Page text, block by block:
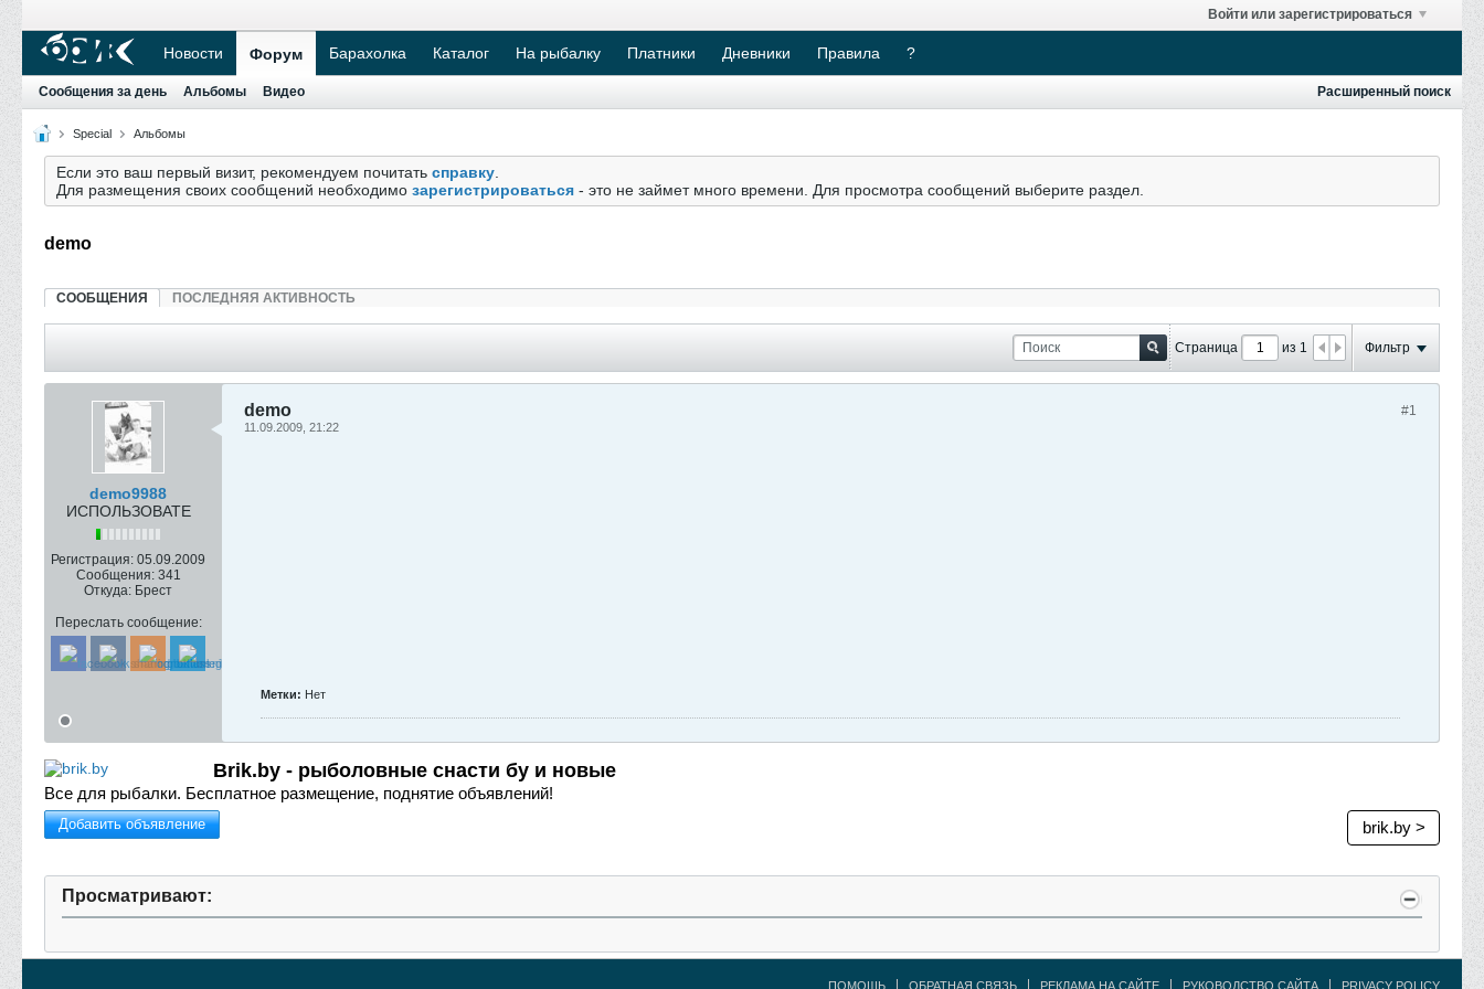
Войти или зарегистрироваться
Новости Форум Барахолка Каталог На рыбалку Платники Дневники Правила ?
Сообщения за день Альбомы Видео Расширенный поиск
Special Альбомы
Если это ваш первый визит, рекомендуем почитать справку
Для размещения своих сообщений необходимо зарегистрироваться - это не займет много времени. Для просмотра сообщений выберите раздел.
demo
СООБЩЕНИЯ ПОСЛЕДНЯЯ АКТИВНОСТЬ
Страница из 1 Фильтр
demo9988
ИСПОЛЬЗОВАТЕ
Регистрация: 05.09.2009
Сообщения: 341
Откуда: Брест
Переслать сообщение:
#1
demo
11.09.2009, 21:22
Метки: Нет
Brik.by - рыболовные снасти бу и новые
Все для рыбалки. Бесплатное размещение, поднятие объявлений!
Добавить объявление brik.by >
Просматривают:
ПОМОЩЬ ОБРАТНАЯ СВЯЗЬ РЕКЛАМА НА САЙТЕ РУКОВОДСТВО САЙТА PRIVACY POLICY